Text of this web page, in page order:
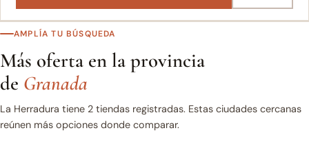
AMPLÍA TU BÚSQUEDA
Más oferta en la provincia
de Granada
La Herradura tiene 2 tiendas registradas. Estas ciudades cercanas
reúnen más opciones donde comparar.